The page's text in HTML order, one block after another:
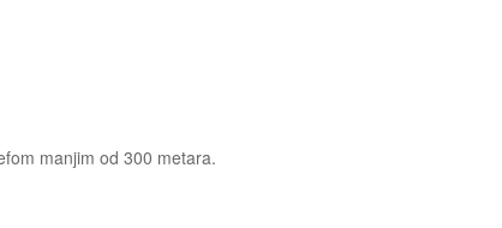
manjim od 300 metara.